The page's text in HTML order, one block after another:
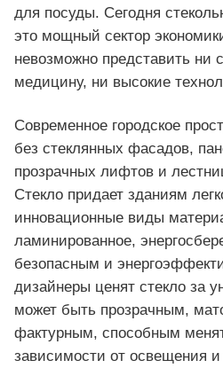
для посуды. Сегодня
это мощный сектор
невозможно представить ни
медицину, ни высокие
Современное городское
без стеклянных фасадов,
прозрачных лифтов и
Стекло придает зданиям
инновационные виды
ламинированное,
безопасным и
дизайнеры ценят стекло за
может быть прозрачным,
фактурным, способным
зависимости от освещения